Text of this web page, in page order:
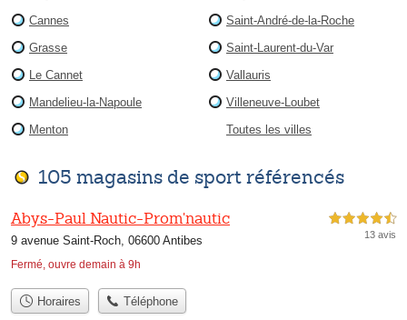
Cannes
Grasse
Le Cannet
Mandelieu-la-Napoule
Menton
Saint-André-de-la-Roche
Saint-Laurent-du-Var
Vallauris
Villeneuve-Loubet
Toutes les villes
105 magasins de sport référencés
Abys-Paul Nautic-Prom'nautic
9 avenue Saint-Roch, 06600 Antibes
Fermé, ouvre demain à 9h
4,5 étoiles sur 5
13 avis
Horaires Téléphone